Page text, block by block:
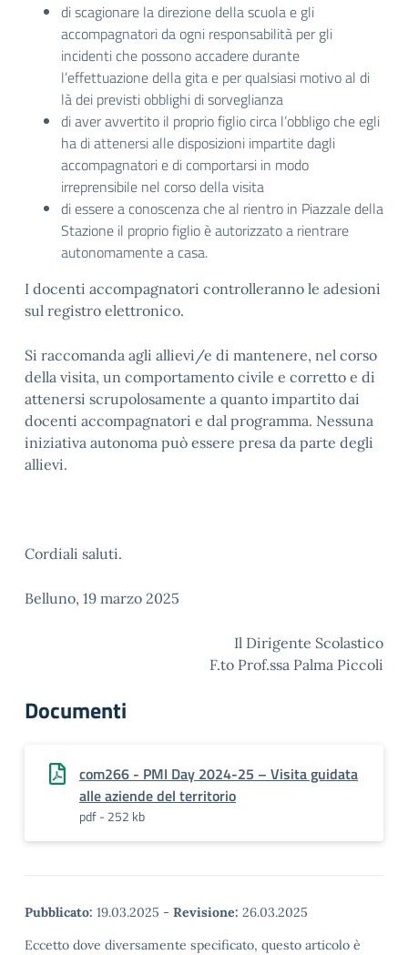
di scagionare la direzione della scuola e gli
accompagnatori da ogni responsabilità per gli
incidenti che possono accadere durante
l’effettuazione della gita e per qualsiasi motivo al di
là dei previsti obblighi di sorveglianza
di aver avvertito il proprio figlio circa l’obbligo che egli
ha di attenersi alle disposizioni impartite dagli
accompagnatori e di comportarsi in modo
irreprensibile nel corso della visita
di essere a conoscenza che al rientro in Piazzale della
Stazione il proprio figlio è autorizzato a rientrare
autonomamente a casa.
I docenti accompagnatori controlleranno le adesioni
sul registro elettronico.
Si raccomanda agli allievi/e di mantenere, nel corso
della visita, un comportamento civile e corretto e di
attenersi scrupolosamente a quanto impartito dai
docenti accompagnatori e dal programma. Nessuna
iniziativa autonoma può essere presa da parte degli
allievi.
Cordiali saluti.
Belluno, 19 marzo 2025
Il Dirigente Scolastico
F.to Prof.ssa Palma Piccoli
Documenti
com266 - PMI Day 2024-25 – Visita guidata
alle aziende del territorio
pdf - 252 kb
Pubblicato: 19.03.2025 - Revisione: 26.03.2025
Eccetto dove diversamente specificato, questo articolo è